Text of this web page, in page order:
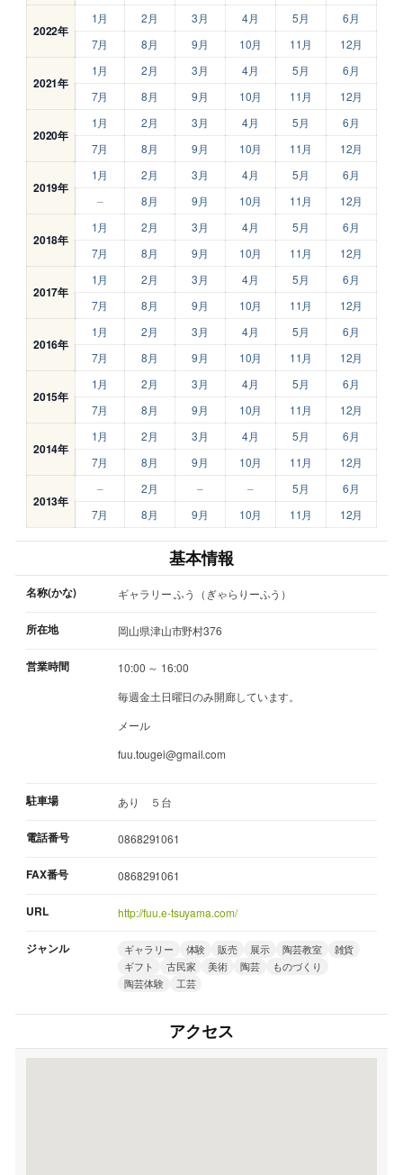
2022年
1月 2月 3月 4月 5月
6月
7月
8月 9月 10月 11月 12月
2021年
1月 2月 3月 4月 5月
6月
7月
8月 9月 10月 11月 12月
2020年
1月 2月 3月 4月 5月
6月
7月
8月 9月 10月 11月 12月
2019年
1月 2月 3月 4月 5月
6月
–
8月 9月 10月 11月 12月
2018年
1月 2月 3月 4月 5月
6月
7月
8月 9月 10月 11月 12月
2017年
1月 2月 3月 4月 5月
6月
7月
8月 9月 10月 11月 12月
2016年
1月 2月 3月 4月 5月
6月
7月
8月 9月 10月 11月 12月
2015年
1月 2月 3月 4月 5月
6月
7月
8月 9月 10月 11月 12月
2014年
1月 2月 3月 4月 5月
6月
7月
8月 9月 10月 11月 12月
2013年
– 2月 – – 5月
6月
7月
8月 9月 10月 11月 12月
基本情報
名称(かな) ギャラリー ふう（ぎゃらりーふう）
所在地 岡山県津山市野村376
営業時間
10:00 ～ 16:00
毎週金土日曜日のみ開廊しています。
メール
fuu.tougei@gmail.com
駐車場 あり ５台
電話番号 0868291061
FAX番号 0868291061
URL http://fuu.e-tsuyama.com/
ジャンル ギャラリー 体験 販売 展示 陶芸教室
雑貨
ギフト
古民家 美術 陶芸
ものづくり
陶芸体験
工芸
アクセス